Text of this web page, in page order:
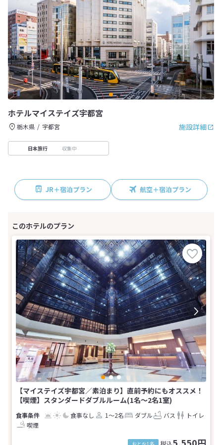
ホテルマイステイズ宇都宮
施設詳細
栃木県 宇都宮
日本旅行 収集中
JR＋宿泊プラン 航空＋宿泊プラン
【マイステイズ宇都宮／素泊まり】直前予約にもオススメ！
【喫煙】スタンダードダブルルーム(1名～2名1室)
食事なし 1～2名 ダブル バス
トイレ
喫煙
税込